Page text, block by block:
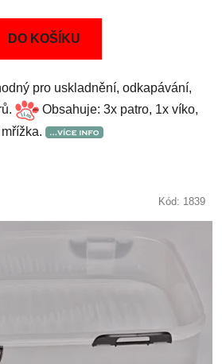
DO KOŠÍKU
pro uskladnění, odkapávání,
Obsahuje: 3x patro, 1x víko,
Kód: 1839